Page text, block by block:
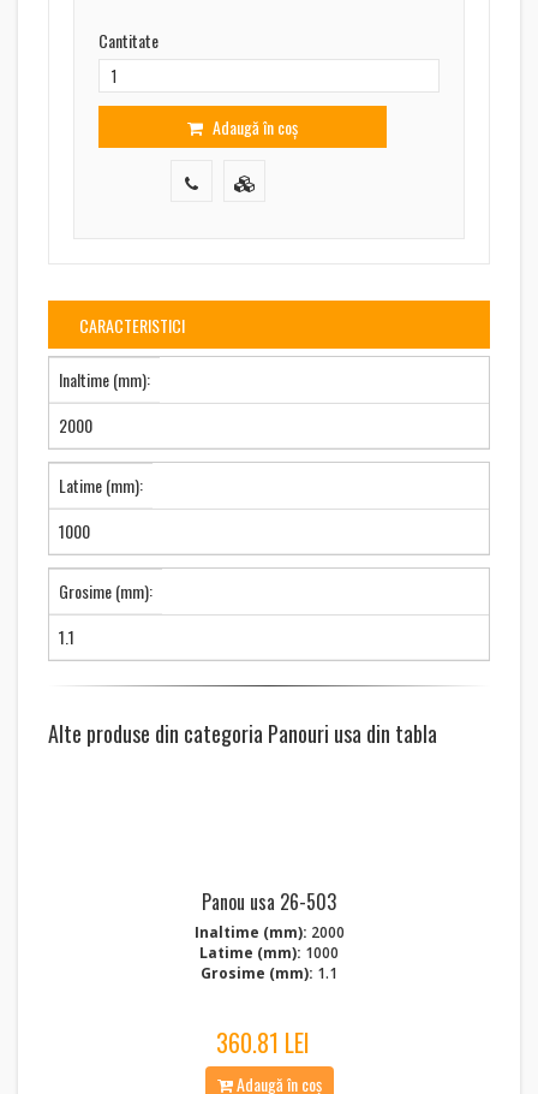
Cantitate
Adaugă în coș
CARACTERISTICI
Inaltime (mm):
2000
Latime (mm):
1000
Grosime (mm):
1.1
Alte produse din categoria Panouri usa din tabla
Panou usa 26-503
Inaltime (mm): 2000
Latime (mm): 1000
Grosime (mm): 1.1
360.81 LEI
Adaugă în coș